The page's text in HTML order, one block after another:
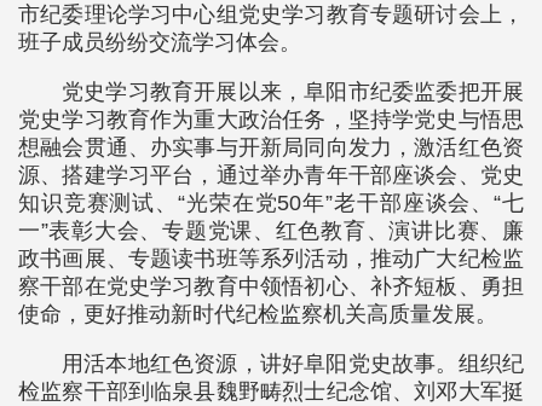
市纪委理论学习中心组党史学习教育专题研讨会上，
班子成员纷纷交流学习体会。
党史学习教育开展以来，阜阳市纪委监委把开展
党史学习教育作为重大政治任务，坚持学党史与悟思
想融会贯通、办实事与开新局同向发力，激活红色资
源、搭建学习平台，通过举办青年干部座谈会、党史
知识竞赛测试、“光荣在党50年”老干部座谈会、“七
一”表彰大会、专题党课、红色教育、演讲比赛、廉
政书画展、专题读书班等系列活动，推动广大纪检监
察干部在党史学习教育中领悟初心、补齐短板、勇担
使命，更好推动新时代纪检监察机关高质量发展。
用活本地红色资源，讲好阜阳党史故事。组织纪
检监察干部到临泉县魏野畴烈士纪念馆、刘邓大军挺